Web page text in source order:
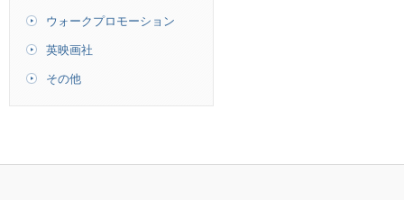
ウォークプロモーション
英映画社
その他